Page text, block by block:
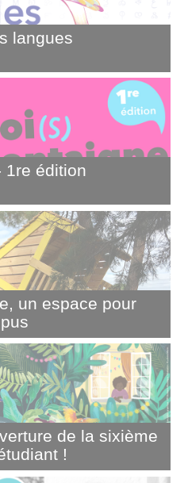
langues
1re édition
un espace pour
de la sixième
!